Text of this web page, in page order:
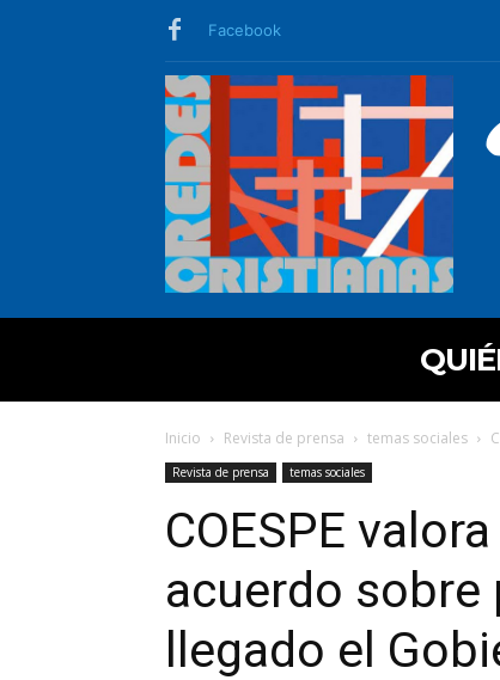
Facebook
Inicio Revista de prensa temas sociales
Revista de prensa temas sociales
COESPE
acuerdo sobre
llegado el